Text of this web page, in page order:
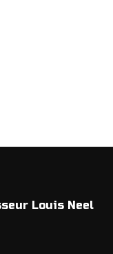
Louis Neel